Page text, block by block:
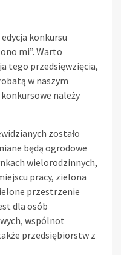
konkursu
mi”. Warto
tego przedsięwzięcia,
w naszym
należy
zostało
będą ogrodowe
wielorodzinnych,
pracy, zielona
przestrzenie
dla osób
wspólnot
przedsiębiorstw z